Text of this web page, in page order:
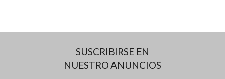
SUSCRIBIRSE EN
NUESTRO ANUNCIOS